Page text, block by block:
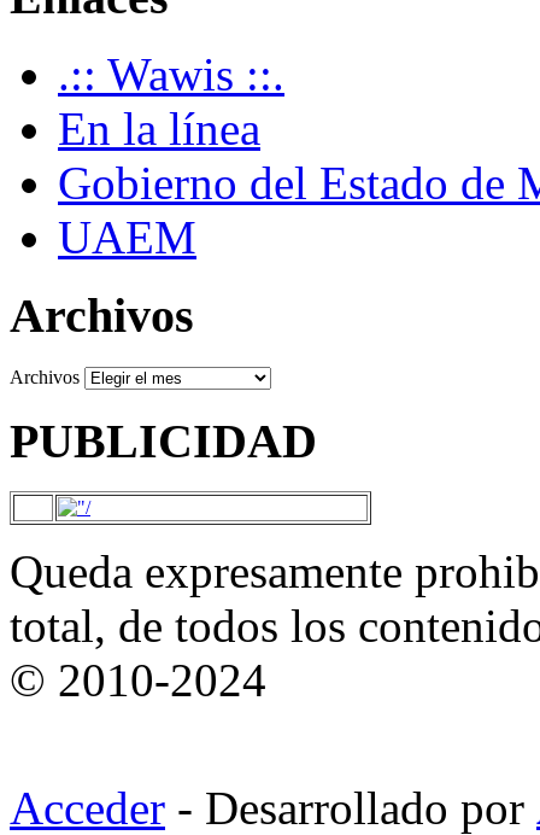
.:: Wawis ::.
En la línea
Gobierno del Estado de
UAEM
Archivos
Archivos
PUBLICIDAD
Queda expresamente
total, de todos los
© 2010-2024
Acceder - Desarrollado por